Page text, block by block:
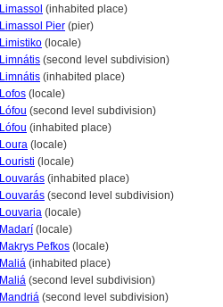
Limassol (inhabited place)
Limassol Pier (pier)
Limistiko (locale)
Limnátis (second level subdivision)
Limnátis (inhabited place)
Lofos (locale)
Lófou (second level subdivision)
Lófou (inhabited place)
Loura (locale)
Louristi (locale)
Louvarás (inhabited place)
Louvarás (second level subdivision)
Louvaria (locale)
Madarí (locale)
Makrys Pefkos (locale)
Mali (inhabited place)
Mali (second level subdivision)
Mandri (second level subdivision)